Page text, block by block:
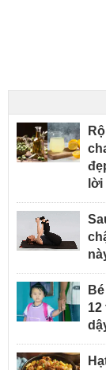
12